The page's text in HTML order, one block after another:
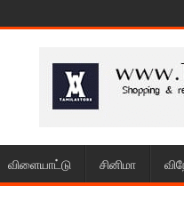
விளையாட்டு சினிமா